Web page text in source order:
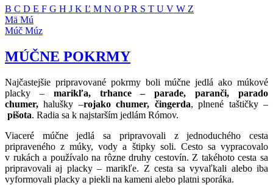
B C D E F G H J K Ľ M N O PR S T U V W Z
Mä Mú
Múč Múz
MÚČNE POKRMY
Najčastejšie pripravované pokrmy boli múčne jedlá ako múkové
placky – marikľa, trhance – parade, paranči, parado
chumer, halušky –rojako chumer, čingerda, plnené taštičky –
pišota. Radia sa k najstarším jedlám Rómov.
Viaceré múčne jedlá sa pripravovali z jednoduchého cesta
pripraveného z múky, vody a štipky soli. Cesto sa vypracovalo
v rukách a používalo na rôzne druhy cestovín. Z takéhoto cesta sa
pripravovali aj placky – marikľe. Z cesta sa vyvaľkali alebo iba
vyformovali placky a piekli na kameni alebo platni sporáka.